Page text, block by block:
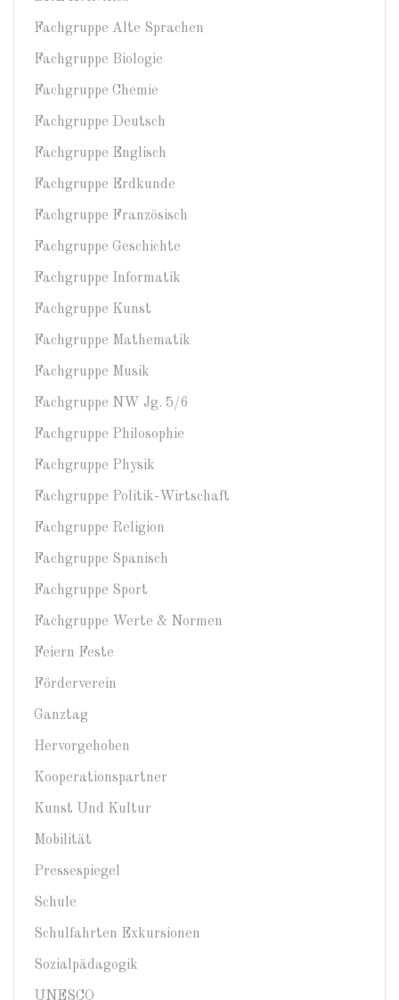
Fachgruppe Alte Sprachen
Fachgruppe Biologie
Fachgruppe Chemie
Fachgruppe Deutsch
Fachgruppe Englisch
Fachgruppe Erdkunde
Fachgruppe Französisch
Fachgruppe Geschichte
Fachgruppe Informatik
Fachgruppe Kunst
Fachgruppe Mathematik
Fachgruppe Musik
Fachgruppe NW Jg. 5/6
Fachgruppe Philosophie
Fachgruppe Physik
Fachgruppe Politik-Wirtschaft
Fachgruppe Religion
Fachgruppe Spanisch
Fachgruppe Sport
Fachgruppe Werte & Normen
Feiern Feste
Förderverein
Ganztag
Hervorgehoben
Kooperationspartner
Kunst Und Kultur
Mobilität
Pressespiegel
Schule
Schulfahrten Exkursionen
Sozialpädagogik
UNESCO